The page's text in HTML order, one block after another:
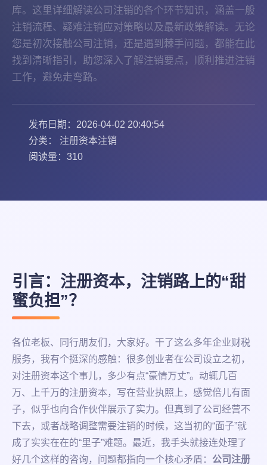
库。这里详细解读公司注销的各个环节知识，涵盖一般
注销流程、疑难注销应对策略以及最新政策解读。无论
您是初次接触公司注销，还是遇到棘手问题，都能在此
找到清晰指引，助您深入了解注销要点，顺利推进注销
工作，避免走弯路。
发布日期：2026-04-02 20:40:54
分类： 注册资本注销
阅读量：310
引言：注册资本，注销路上的“甜
蜜负担”？
各位老板、同行朋友们，大家好。干了这么多年企业财税
服务，我有个挺深的感触：很多创业者在公司设立之初，
对注册资本这个事儿，多少有点“豪情万丈”。动辄几百
万、上千万的注册资本，写在营业执照上，感觉倍儿有面
子，似乎也向合作伙伴展示了实力。但真到了公司经营不
下去，或者战略调整需要注销的时候，这当初的“面子”就
成了实实在在的“里子”难题。最近，我手头就接连处理了
好几个这样的咨询，问题都指向一个核心矛盾： 公司注册